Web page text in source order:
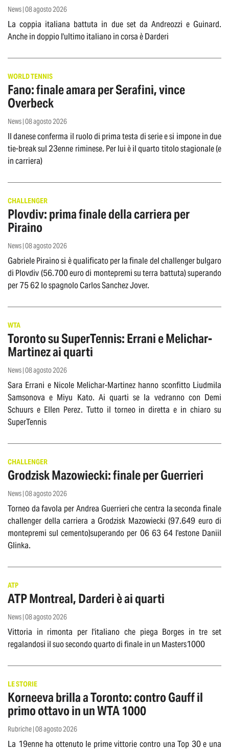
News | 08 agosto 2026
La coppia italiana battuta in due set da Andreozzi e Guinard.
Anche in doppio l'ultimo italiano in corsa è Darderi
WORLD TENNIS
Fano: finale amara per Serafini, vince
Overbeck
News | 08 agosto 2026
Il danese conferma il ruolo di prima testa di serie e si impone in due
tie-break sul 23enne riminese. Per lui è il quarto titolo stagionale (e
in carriera)
CHALLENGER
Plovdiv: prima finale della carriera per
Piraino
News | 08 agosto 2026
Gabriele Piraino si è qualificato per la finale del challenger bulgaro
di Plovdiv (56.700 euro di montepremi su terra battuta) superando
per 75 62 lo spagnolo Carlos Sanchez Jover.
WTA
Toronto su SuperTennis: Errani e Melichar-
Martinez ai quarti
News | 08 agosto 2026
Sara Errani e Nicole Melichar-Martinez hanno sconfitto Liudmila
Samsonova e Miyu Kato. Ai quarti se la vedranno con Demi
Schuurs e Ellen Perez. Tutto il torneo in diretta e in chiaro su
SuperTennis
CHALLENGER
Grodzisk Mazowiecki: finale per Guerrieri
News | 08 agosto 2026
Torneo da favola per Andrea Guerrieri che centra la seconda finale
challenger della carriera a Grodzisk Mazowiecki (97.649 euro di
montepremi sul cemento)superando per 06 63 64 l'estone Daniil
Glinka.
ATP
ATP Montreal, Darderi è ai quarti
News | 08 agosto 2026
Vittoria in rimonta per l'italiano che piega Borges in tre set
regalandosi il suo secondo quarto di finale in un Masters1000
LE STORIE
Korneeva brilla a Toronto: contro Gauff il
primo ottavo in un WTA 1000
Rubriche | 08 agosto 2026
La 19enne ha ottenuto le prime vittorie contro una Top 30 e una